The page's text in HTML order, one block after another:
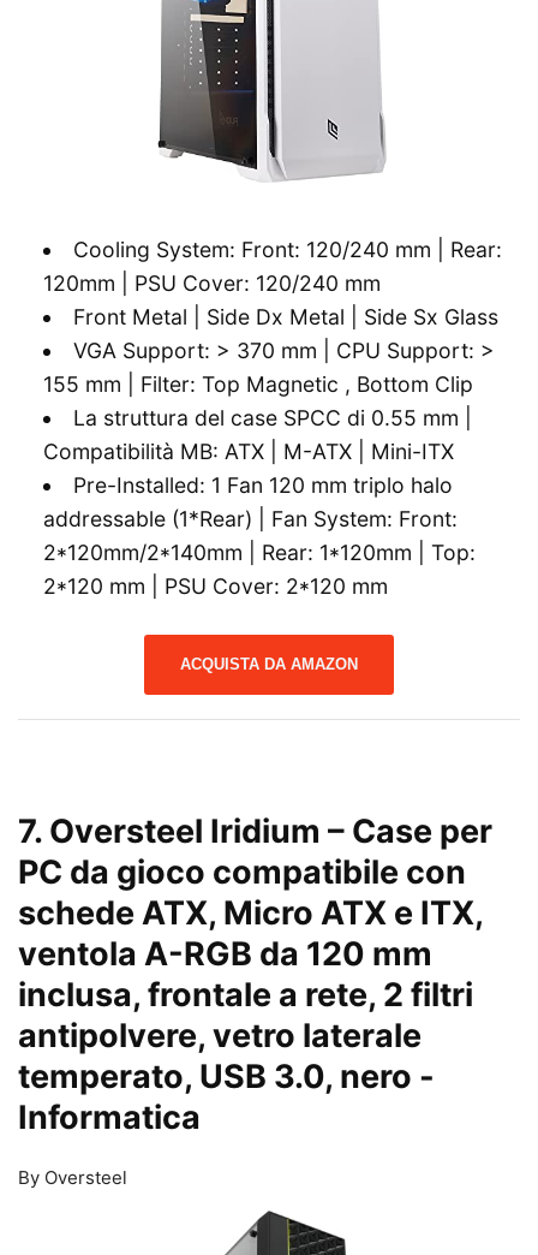
Cooling System: Front: 120/240 mm | Rear:
120mm | PSU Cover: 120/240 mm
Front Metal | Side Dx Metal | Side Sx Glass
VGA Support: > 370 mm | CPU Support: >
155 mm | Filter: Top Magnetic , Bottom Clip
La struttura del case SPCC di 0.55 mm |
Compatibilità MB: ATX | M-ATX | Mini-ITX
Pre-Installed: 1 Fan 120 mm triplo halo
addressable (1*Rear) | Fan System: Front:
2*120mm/2*140mm | Rear: 1*120mm | Top:
2*120 mm | PSU Cover: 2*120 mm
ACQUISTA DA AMAZON
7. Oversteel Iridium – Case per
PC da gioco compatibile con
schede ATX, Micro ATX e ITX,
ventola A-RGB da 120 mm
inclusa, frontale a rete, 2 filtri
antipolvere, vetro laterale
temperato, USB 3.0, nero -
Informatica
By Oversteel